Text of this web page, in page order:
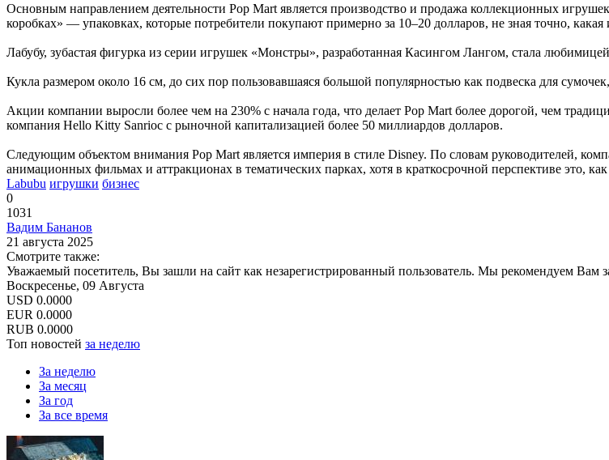
Основным направлением деятельности Pop Mart является производство и продажа коллекционных
коробках» — упаковках, которые потребители покупают примерно за 10–20 долларов, не зная точно,
Лабубу, зубастая фигурка из серии игрушек «Монстры», разработанная Касингом Лангом, стала
Кукла размером около 16 см, до сих пор пользовавшаяся большой популярностью как подвеска для
Акции компании выросли более чем на 230% с начала года, что делает Pop Mart более дорогой, чем
компания Hello Kitty Sanrioс с рыночной капитализацией более 50 миллиардов долларов.
Следующим объектом внимания Pop Mart является империя в стиле Disney. По словам руководителей,
анимационных фильмах и аттракционах в тематических парках, хотя в краткосрочной перспективе это,
Labubu игрушки бизнес
0
1031
Вадим Бананов
21 августа 2025
Смотрите также:
Уважаемый посетитель, Вы зашли на сайт как незарегистрированный пользователь. Мы рекомендуем Вам
Воскресенье, 09 Августа
USD 0.0000
EUR 0.0000
RUB 0.0000
Топ новостей за неделю
За неделю
За месяц
За год
За все время